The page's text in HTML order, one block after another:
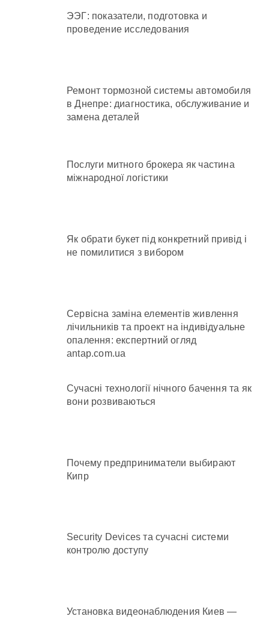
ЭЭГ: показатели, подготовка и
проведение исследования
Ремонт тормозной системы автомобиля
в Днепре: диагностика, обслуживание и
замена деталей
Послуги митного брокера як частина
міжнародної логістики
Як обрати букет під конкретний привід і
не помилитися з вибором
Сервісна заміна елементів живлення
лічильників та проект на індивідуальне
опалення: експертний огляд
antap.com.ua
Сучасні технології нічного бачення та як
вони розвиваються
Почему предприниматели выбирают
Кипр
Security Devices та сучасні системи
контролю доступу
Установка видеонаблюдения Киев —